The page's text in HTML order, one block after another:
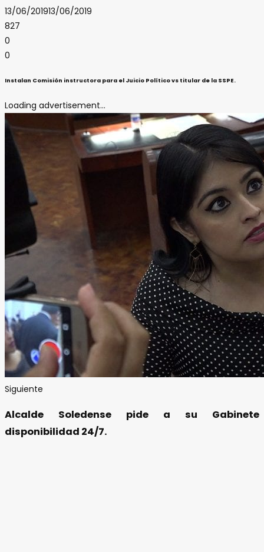
13/06/201913/06/2019
827
0
0
Instalan Comisión instructora para el Juicio Político vs titular de la SSPE.
Loading advertisement...
Siguiente
Alcalde Soledense pide a su Gabinete
disponibilidad 24/7.